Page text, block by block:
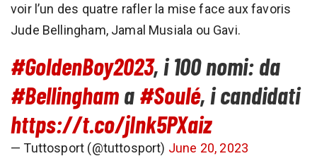
voir l’un des quatre rafler la mise face aux favoris
Jude Bellingham, Jamal Musiala ou Gavi.
#GoldenBoy2023, i 100 nomi: da
#Bellinghama#Soulé, i candidati
https://t.co/jInk5PXaiz
— Tuttosport (@tuttosport) June 20, 2023